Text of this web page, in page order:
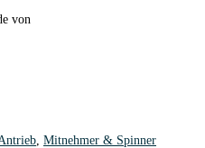
von
Mitnehmer & Spinner